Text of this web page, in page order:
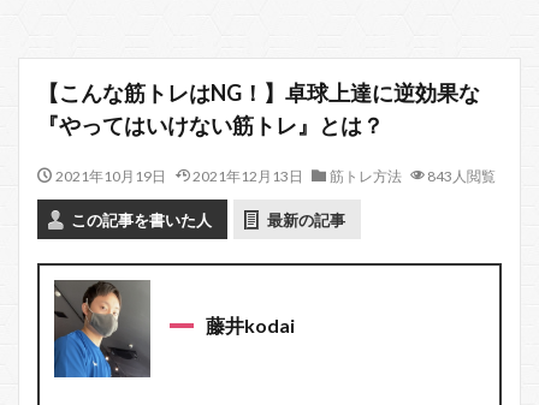
【こんな筋トレはNG！】卓球上達に逆効果な
『やってはいけない筋トレ』とは？
2021年10月19日 2021年12月13日 筋トレ方法 843人閲覧
この記事を書いた人 最新の記事
藤井kodai